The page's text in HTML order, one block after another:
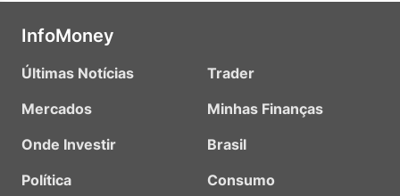
InfoMoney
Últimas Notícias
Mercados
Onde Investir
Política
Trader
Minhas Finanças
Brasil
Consumo